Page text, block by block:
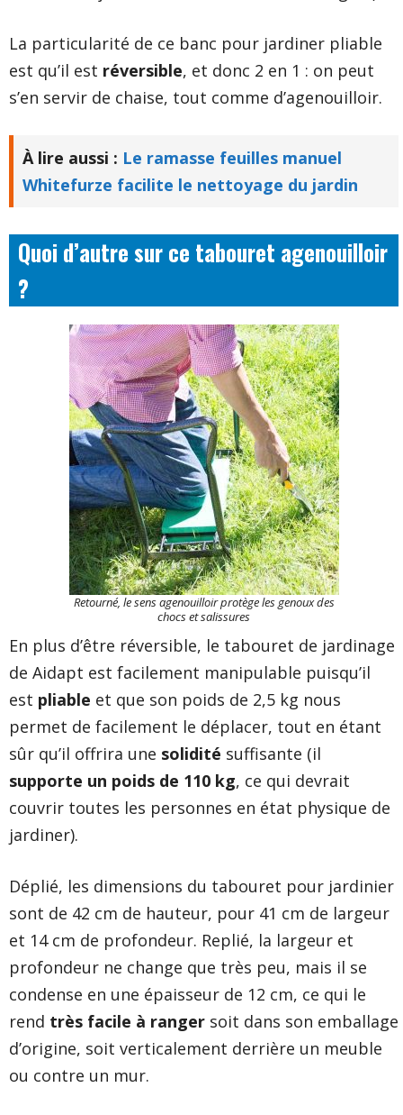
La particularité de ce banc pour jardiner pliable
est qu’il est réversible, et donc 2 en 1 : on peut
s’en servir de chaise, tout comme d’agenouilloir.
À lire aussi : Le ramasse feuilles manuel
Whitefurze facilite le nettoyage du jardin
Quoi d’autre sur ce tabouret agenouilloir
?
Retourné, le sens agenouilloir protège les genoux des
chocs et salissures
En plus d’être réversible, le tabouret de jardinage
de Aidapt est facilement manipulable puisqu’il
est pliable et que son poids de 2,5 kg nous
permet de facilement le déplacer, tout en étant
sûr qu’il offrira une solidité suffisante (il
supporte un poids de 110 kg, ce qui devrait
couvrir toutes les personnes en état physique de
jardiner).
Déplié, les dimensions du tabouret pour jardinier
sont de 42 cm de hauteur, pour 41 cm de largeur
et 14 cm de profondeur. Replié, la largeur et
profondeur ne change que très peu, mais il se
condense en une épaisseur de 12 cm, ce qui le
rend très facile à ranger soit dans son emballage
d’origine, soit verticalement derrière un meuble
ou contre un mur.